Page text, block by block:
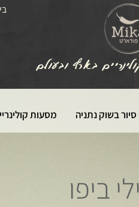
בארץ ובעולם
סיור בשוק נתניה מסעות
ביפו